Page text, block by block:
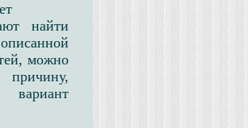
найти
можно
причину,